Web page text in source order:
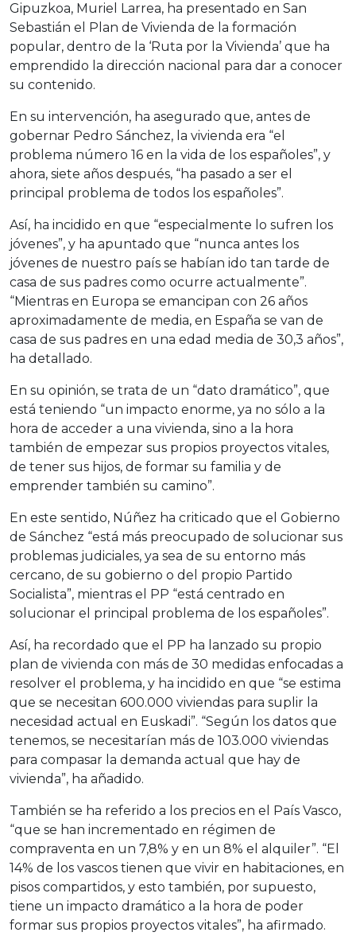
Gipuzkoa, Muriel Larrea, ha presentado en San
Sebastián el Plan de Vivienda de la formación
popular, dentro de la ‘Ruta por la Vivienda’ que ha
emprendido la dirección nacional para dar a conocer
su contenido.
En su intervención, ha asegurado que, antes de
gobernar Pedro Sánchez, la vivienda era “el
problema número 16 en la vida de los españoles”, y
ahora, siete años después, “ha pasado a ser el
principal problema de todos los españoles”.
Así, ha incidido en que “especialmente lo sufren los
jóvenes”, y ha apuntado que “nunca antes los
jóvenes de nuestro país se habían ido tan tarde de
casa de sus padres como ocurre actualmente”.
“Mientras en Europa se emancipan con 26 años
aproximadamente de media, en España se van de
casa de sus padres en una edad media de 30,3 años”,
ha detallado.
En su opinión, se trata de un “dato dramático”, que
está teniendo “un impacto enorme, ya no sólo a la
hora de acceder a una vivienda, sino a la hora
también de empezar sus propios proyectos vitales,
de tener sus hijos, de formar su familia y de
emprender también su camino”.
En este sentido, Núñez ha criticado que el Gobierno
de Sánchez “está más preocupado de solucionar sus
problemas judiciales, ya sea de su entorno más
cercano, de su gobierno o del propio Partido
Socialista”, mientras el PP “está centrado en
solucionar el principal problema de los españoles”.
Así, ha recordado que el PP ha lanzado su propio
plan de vivienda con más de 30 medidas enfocadas a
resolver el problema, y ha incidido en que “se estima
que se necesitan 600.000 viviendas para suplir la
necesidad actual en Euskadi”. “Según los datos que
tenemos, se necesitarían más de 103.000 viviendas
para compasar la demanda actual que hay de
vivienda”, ha añadido.
También se ha referido a los precios en el País Vasco,
“que se han incrementado en régimen de
compraventa en un 7,8% y en un 8% el alquiler”. “El
14% de los vascos tienen que vivir en habitaciones, en
pisos compartidos, y esto también, por supuesto,
tiene un impacto dramático a la hora de poder
formar sus propios proyectos vitales”, ha afirmado.